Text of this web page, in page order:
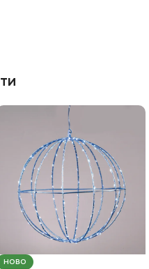
НОВО